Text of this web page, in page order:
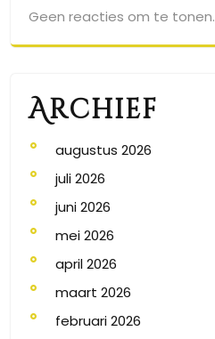
Geen reacties om te tonen.
Archief
augustus 2026
juli 2026
juni 2026
mei 2026
april 2026
maart 2026
februari 2026